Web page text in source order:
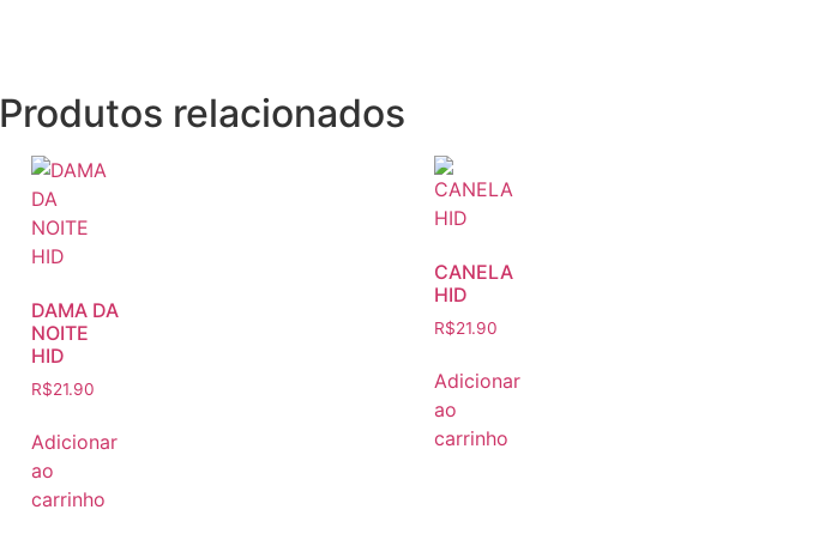
Produtos relacionados
DAMA DA
NOITE
HID
R$21.90
Adicionar
ao
carrinho
CANELA
HID
R$21.90
Adicionar
ao
carrinho